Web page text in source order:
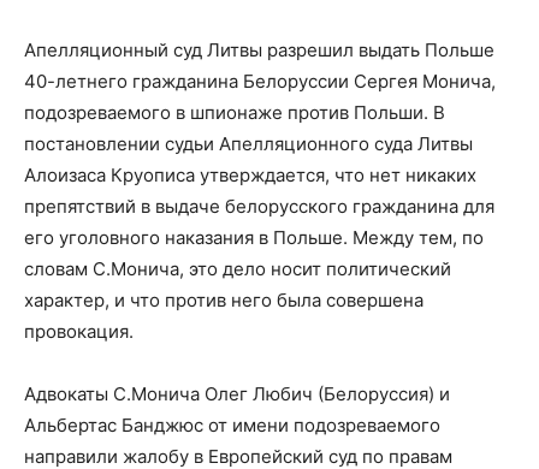
Апелляционный суд Литвы разрешил выдать Польше
40-летнего гражданина Белоруссии Сергея Монича,
подозреваемого в шпионаже против Польши. В
постановлении судьи Апелляционного суда Литвы
Алоизаса Круописа утверждается, что нет никаких
препятствий в выдаче белорусского гражданина для
его уголовного наказания в Польше. Между тем, по
словам С.Монича, это дело носит политический
характер, и что против него была совершена
провокация.
Адвокаты С.Монича Олег Любич (Белоруссия) и
Альбертас Банджюс от имени подозреваемого
направили жалобу в Европейский суд по правам